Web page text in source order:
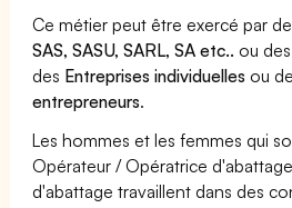
Ce métier peut être exercé par
SAS, SASU, SARL, SA etc.. ou
des Entreprises individuelles ou
entrepreneurs.
Les hommes et les femmes qui
Opérateur / Opératrice
d'abattage travaillent dans des